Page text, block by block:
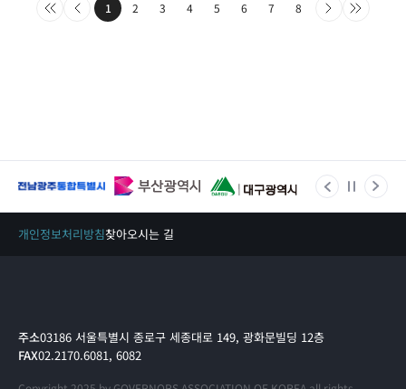
1 2 3 4 5 6 7 8
개인정보처리방침찾아오시는 길
주소03186 서울특별시 종로구 세종대로 149, 광화문빌딩 12층
FAX02.2170.6081, 6082